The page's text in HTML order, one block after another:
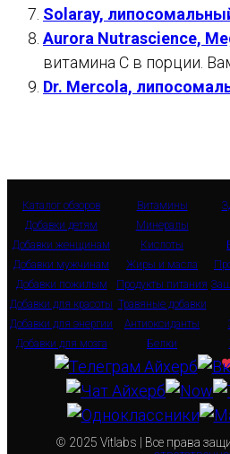
Solaray,
Aurora Nutrascience,
витамина С в порции.
Dr. Mercola,
Каталог обзоров
Добавки детям
Добавки женщинам
Добавки мужчинам
Добавки пожилым
Добавки для красоты
Добавки для энергии
Добавки для мозга
Витамины
Минералы
Кислоты
Жиры и масла
Продукты питания
Травяные добавки
Антиоксиданты
Белки
© 2025 Vitlabs | Все права